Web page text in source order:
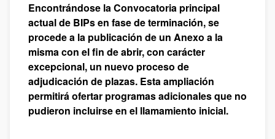
Encontrándose la Convocatoria principal
actual de BIPs en fase de terminación, se
procede a la publicación de un Anexo a la
misma con el fin de abrir, con carácter
excepcional, un nuevo proceso de
adjudicación de plazas. Esta ampliación
permitirá ofertar programas adicionales que no
pudieron incluirse en el llamamiento inicial.